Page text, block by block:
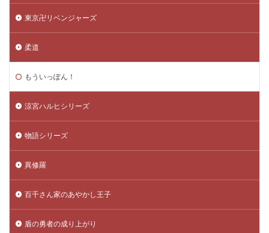
東京卍リベンジャーズ
柔道
もういっぽん！
涼宮ハルヒシリーズ
物語シリーズ
異修羅
百千さん家のあやかし王子
盾の勇者の成り上がり